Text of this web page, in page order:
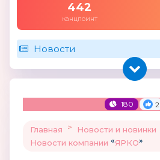
442
канцпоинт
Новости
180 2
Главная > Новости и новинки
Новости компании «ЯРКО»